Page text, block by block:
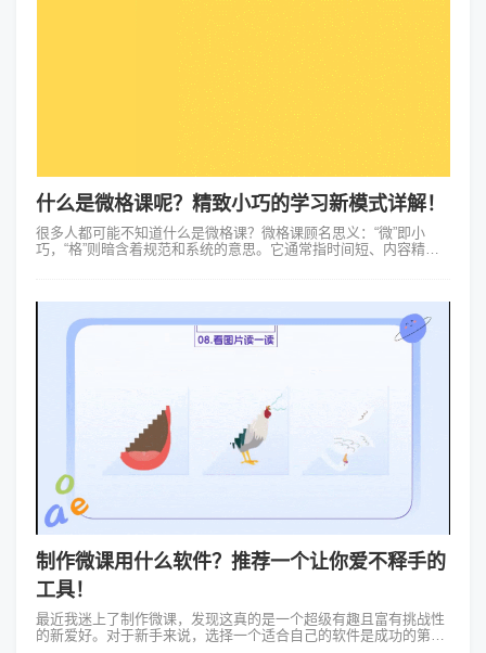
什么是微格课呢？精致小巧的学习新模式详解！
很多人都可能不知道什么是微格课？微格课顾名思义：“微”即小
巧，“格”则暗含着规范和系统的意思。它通常指时间短、内容精、
制作微课用什么软件？推荐一个让你爱不释手的
工具！
最近我迷上了制作微课，发现这真的是一个超级有趣且富有挑战性
的新爱好。对于新手来说，选择一个适合自己的软件是成功的第一